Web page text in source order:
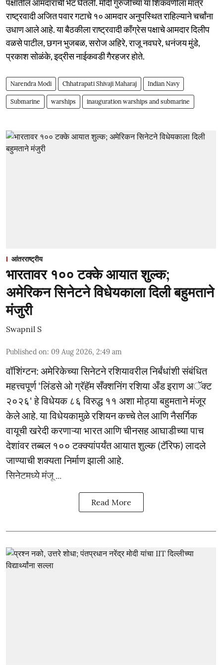
पक्षातील आमदारांची भेट घेतली. मोदी गुरुजींच्या या शिकवणीला मात्र
राष्ट्रवादी अजित पवार गटाचे १० आमदार अनुपस्थित राहिल्याने चर्चांना
उधाण आले आहे. या बैठकीला राष्ट्रवादी काँग्रेस पक्षाचे आमदार दिलीप
वळसे पाटील, छगन भुजबळ, सरोज अहिरे, राजू नवघरे, धनंजय मुंडे,
प्रकाश सोळंके, इद्रीस नाईकवडी गैरहजर होते.
Narendra Modi Chhatrapati Shivaji Maharaj Indian Navy
Submarine warships inauguration warships and submarine
आंतरराष्ट्रीय
भारतावर १०० टक्के आयात शुल्क;
अमेरिकन सिनेटने विधेयकाला दिली बहुमताने
मंजुरी
Swapnil S
Published on: 09 Aug 2026, 2:49 am
वॉशिंग्टन: अमेरिकेच्या सिनेटने रशियावरील निर्बंधांशी संबंधित
महत्त्वपूर्ण 'लिंडसे ओ ग्रॅहॅम सँक्शनिंग रशिया अँड इराण अॅक्ट
२०२६' हे विधेयक ८६ विरुद्ध ११ अशा मोठ्या बहुमताने मंजूर
केले आहे. या विधेयकामुळे रशियन कच्चे तेल आणि नैसर्गिक
वायूची खरेदी करणाऱ्या भारत आणि चीनसह आघाडीच्या पाच
देशांवर तब्बल १०० टक्क्यांपर्यंत आयात शुल्क (टॅरिफ) लादले
जाण्याची शक्यता निर्माण झाली आहे.
सिनेटमध्ये मंजू ...
Read More